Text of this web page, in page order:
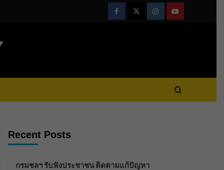
FacebookTwitterInstagramYoutube
Recent Posts
กรมชลฯ รับฟังประชาชน ติดตามแก้ปัญหา